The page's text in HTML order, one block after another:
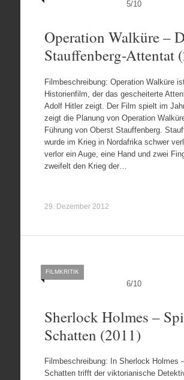
5/10
Operation Walküre –
Stauffenberg-Attentat
Filmbeschreibung: Operation Walküre
Historienfilm, der das gescheiterte
Adolf Hitler zeigt. Der Film spielt im
zeigt die Planung von Operation
Führung von Oberst Stauffenberg.
wurde im Krieg in Nordafrika schwer
verlor ein Auge, eine Hand und zwei
zweifelt den Krieg der…
29. Dezember 2012
6/10
FILMKRITIK
Sherlock Holmes –
Schatten (2011)
Filmbeschreibung: In Sherlock Holmes
Schatten trifft der viktorianische